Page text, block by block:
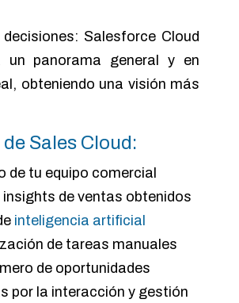
Salesforce Cloud
un panorama general y en
obteniendo una visión más
Sales Cloud:
de tu equipo comercial
de ventas obtenidos
inteligencia artificial
de tareas manuales
de oportunidades
por la interacción y gestión